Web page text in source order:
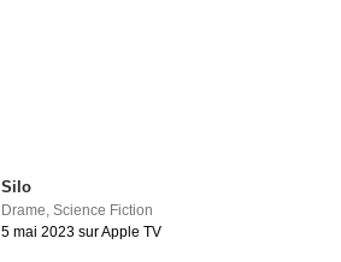
Silo
Drame,Science Fiction
5 mai 2023 sur Apple TV